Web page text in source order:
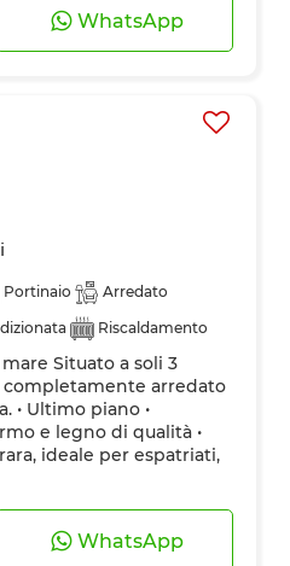
WhatsApp
Portinaio
Arredato
Riscaldamento
TV
Lavatrice
Situato a soli 3
arredato
• Ultimo piano •
e legno di qualità •
ideale per espatriati,
WhatsApp